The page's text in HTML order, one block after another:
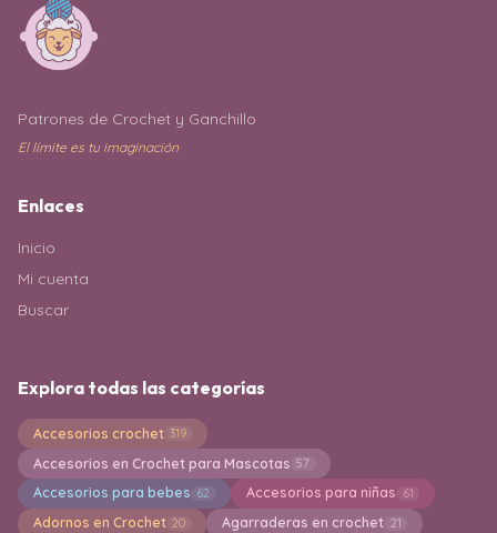
Patrones de Crochet y Ganchillo
El límite es tu imaginación
Enlaces
Inicio
Mi cuenta
Buscar
Explora todas las categorías
Accesorios crochet 319
Accesorios en Crochet para Mascotas 57
Accesorios para bebes 62 Accesorios para niñas 61
Adornos en Crochet 20 Agarraderas en crochet 21